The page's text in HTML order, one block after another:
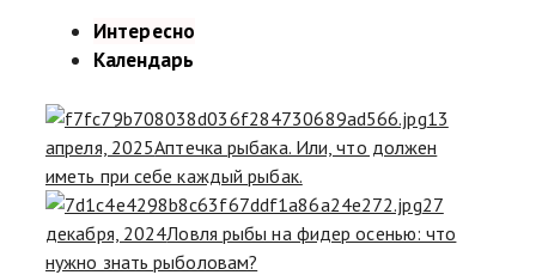
Интересно
Календарь
13
апреля, 2025Аптечка рыбака. Или, что должен
иметь при себе каждый рыбак.
27
декабря, 2024Ловля рыбы на фидер осенью: что
нужно знать рыболовам?